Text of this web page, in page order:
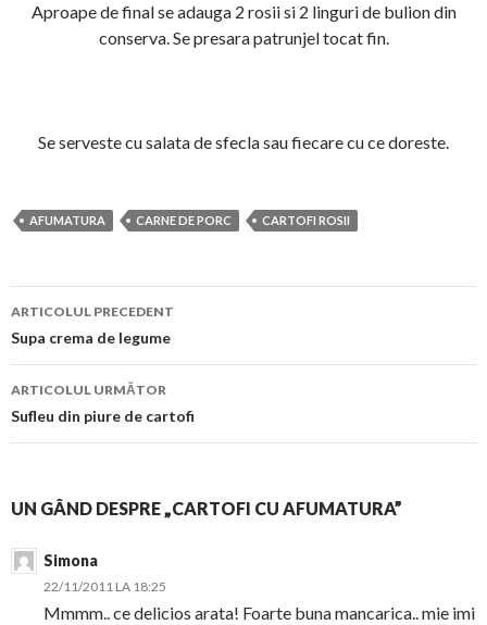
Aproape de final se adauga 2 rosii si 2 linguri de bulion din
conserva. Se presara patrunjel tocat fin.
Se serveste cu salata de sfecla sau fiecare cu ce doreste.
AFUMATURA CARNE DE PORC CARTOFI ROSII
Navigare
în
articol
ARTICOLUL PRECEDENT
Supa crema de legume
ARTICOLUL URMĂTOR
Sufleu din piure de cartofi
UN GÂND DESPRE „CARTOFI CU AFUMATURA”
Simona
22/11/2011 LA 18:25
Mmmm.. ce delicios arata! Foarte buna mancarica.. mie imi